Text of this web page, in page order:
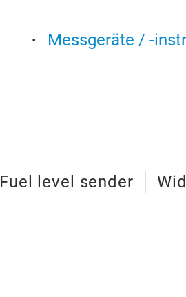
Messgeräte / -
Fuel level sender